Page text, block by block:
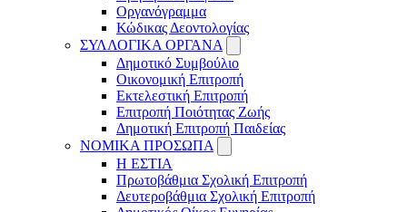
Οργανόγραμμα
Κώδικας Δεοντολογίας
ΣΥΛΛΟΓΙΚΑ ΟΡΓΑΝΑ
Δημοτικό Συμβούλιο
Οικονομική Επιτροπή
Εκτελεστική Επιτροπή
Επιτροπή Ποιότητας Ζωής
Δημοτική Επιτροπή Παιδείας
ΝΟΜΙΚΑ ΠΡΟΣΩΠΑ
Η ΕΣΤΙΑ
Πρωτοβάθμια Σχολική Επιτροπή
Δευτεροβάθμια Σχολική Επιτροπή